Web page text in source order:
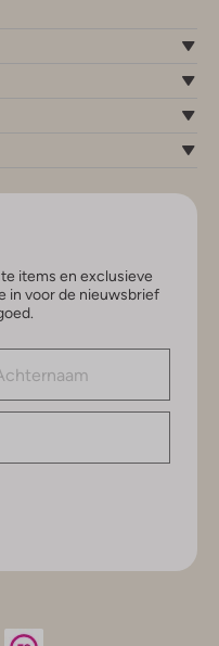
items en exclusieve
in voor de nieuwsbrief